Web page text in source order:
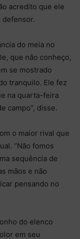
acredito que ele
defensor.
do meia no
que não conheço,
se mostrado
tranquilo. Ele fez
na quarta-feira
campo”, disse.
o maior rival que
“Não fomos
sequência de
mãos e não
pensando no
do elenco
em seu